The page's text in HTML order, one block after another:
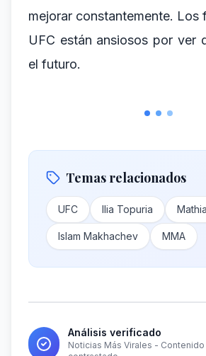
mejorar constantemente. Los
UFC están ansiosos por ver
el futuro.
Temas relacionados
UFC Ilia Topuria
Islam Makhachev MMA
Análisis verificado
Noticias Más Virales -